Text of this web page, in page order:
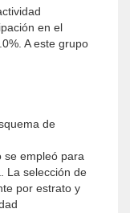
en el
A este grupo
de
se empleó para
La selección de
por estrato y